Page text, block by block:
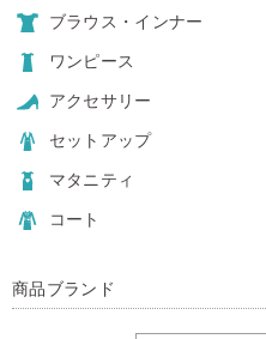
ブラウス・インナー
ワンピース
アクセサリー
セットアップ
マタニティ
コート
商品ブランド